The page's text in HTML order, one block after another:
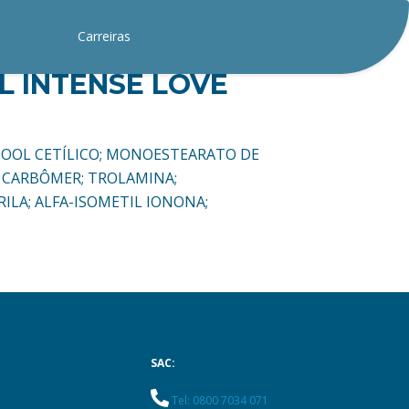
Carreiras
INTENSE LOVE
CETÍLICO; MONOESTEARATO DE
TROLAMINA;
ALFA-ISOMETIL IONONA;
SAC:
Tel: 0800 7034 071